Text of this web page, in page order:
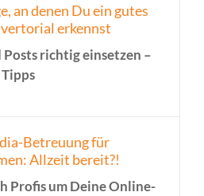
an denen Du ein gutes
erkennst
Posts richtig einsetzen –
Betreuung für
Allzeit bereit?!
Profis um Deine Online-